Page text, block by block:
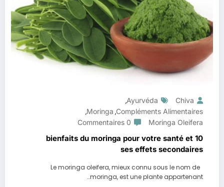
Chiva
Ayurvéda
,
Compléments Alimentaires
,
Moringa
,
Moringa Oleifera
0 Commentaires
10 bienfaits du moringa pour votre santé et
ses effets secondaires
Le moringa oleifera, mieux connu sous le nom de
moringa, est une plante appartenant…